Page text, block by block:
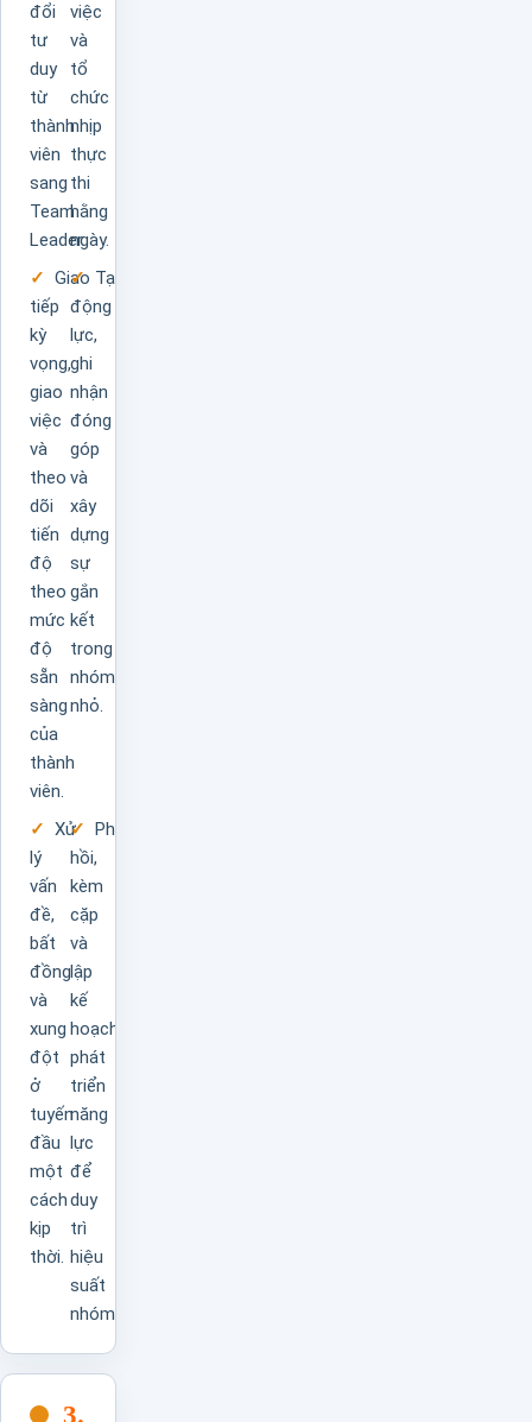
đổi
tư
duy
từ
thành
viên
sang
Team
Leader.
việc
và
tổ
chức
nhịp
thực
thi
hằng
ngày.
Giao
tiếp
kỳ
vọng,
giao
việc
và
theo
dõi
tiến
độ
theo
mức
độ
sẵn
sàng
của
thành
viên.
Tạo
động
lực,
ghi
nhận
đóng
góp
và
xây
dựng
sự
gắn
kết
trong
nhóm
nhỏ.
Xử
lý
vấn
đề,
bất
đồng
và
xung
đột
ở
tuyến
đầu
một
cách
kịp
thời.
Phản
hồi,
kèm
cặp
và
lập
kế
hoạch
phát
triển
năng
lực
để
duy
trì
hiệu
suất
nhóm.
3.